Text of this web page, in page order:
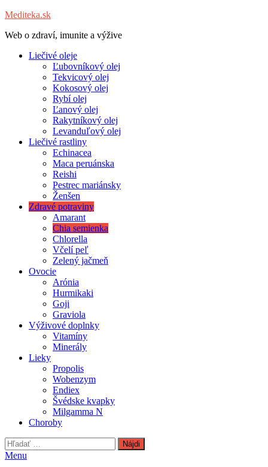
Mediteka.sk
Web o zdraví, imunite a výžive
Liečivé oleje
Ľubovníkový olej
Tekvicový olej
Kokosový olej
Rybí olej
Ľanový olej
Rakytníkový olej
Levanduľový olej
Liečivé rastliny
Echinacea
Maca peruánska
Reishi
Pestrec mariánsky
Ženšen
Zdravé potraviny
Amarant
Chia semienka
Chlorella
Včelí peľ
Zelený jačmeň
Ovocie
Arónia
Hurmikaki
Goji
Graviola
Výživové doplnky
Vitamíny
Minerály
Lieky
Propolis
Wobenzym
Endiex
Švédske kvapky
Milgamma N
Choroby
Hľadať:
Menu